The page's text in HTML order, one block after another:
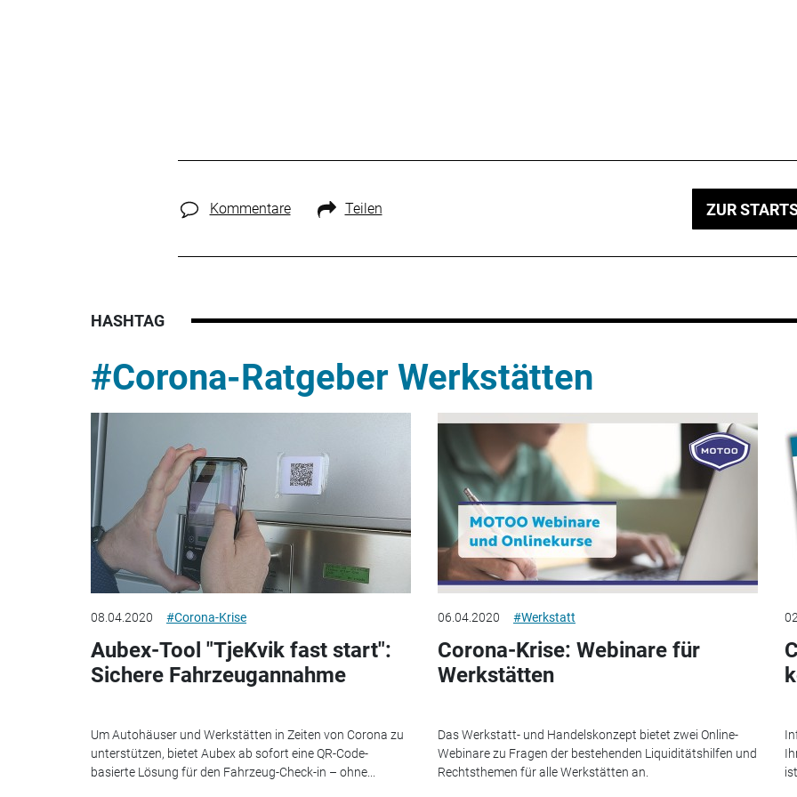
Kommentare Teilen ZUR
HASHTAG
#Corona-Ratgeber Werkstätten
08.04.2020 #Corona-Krise
Aubex-Tool "TjeKvik fast start":
Sichere Fahrzeugannahme
Um Autohäuser und Werkstätten in Zeiten von Corona zu
unterstützen, bietet Aubex ab sofort eine QR-Code-
basierte Lösung für den Fahrzeug-Check-in – ohne...
06.04.2020 #Werkstatt
Corona-Krise: Webinare für
Werkstätten
Das Werkstatt- und Handelskonzept bietet zwei Online-
Webinare zu Fragen der bestehenden Liquiditätshilfen und
Rechtsthemen für alle Werkstätten an.